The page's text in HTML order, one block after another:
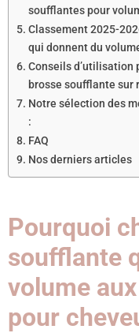
soufflantes pour
Classement 2025-
qui donnent du
Conseils d’utilisation
brosse soufflante sur
Notre sélection des
:
FAQ
Nos derniers articles
Pourquoi
soufflante
volume
pour